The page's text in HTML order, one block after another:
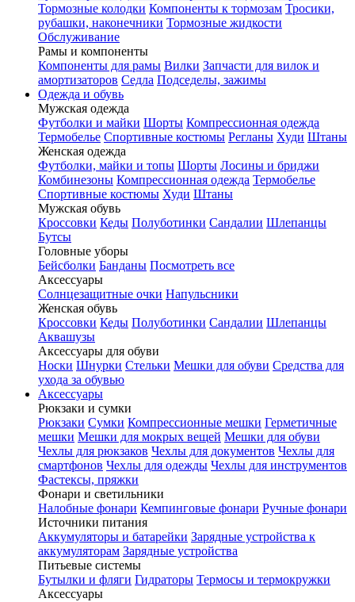
Тормозные колодки Компоненты к тормозам Тросики,
рубашки, наконечники Тормозные жидкости
Обслуживание
Рамы и компоненты
Компоненты для рамы Вилки Запчасти для вилок и
амортизаторов Седла Подседелы, зажимы
Одежда и обувь
Мужская одежда
Футболки и майки Шорты Компрессионная одежда
Термобелье Спортивные костюмы Регланы Худи Штаны
Женская одежда
Футболки, майки и топы Шорты Лосины и бриджи
Комбинезоны Компрессионная одежда Термобелье
Спортивные костюмы Худи Штаны
Мужская обувь
Кроссовки Кеды Полуботинки Сандалии Шлепанцы
Бутсы
Головные уборы
Бейсболки Банданы Посмотреть все
Аксессуары
Солнцезащитные очки Напульсники
Женская обувь
Кроссовки Кеды Полуботинки Сандалии Шлепанцы
Аквашузы
Аксессуары для обуви
Носки Шнурки Стельки Мешки для обуви Средства для
ухода за обувью
Аксессуары
Рюкзаки и сумки
Рюкзаки Сумки Компрессионные мешки Герметичные
мешки Мешки для мокрых вещей Мешки для обуви
Чехлы для рюкзаков Чехлы для документов Чехлы для
смартфонов Чехлы для одежды Чехлы для инструментов
Фастексы, пряжки
Фонари и светильники
Налобные фонари Кемпинговые фонари Ручные фонари
Источники питания
Аккумуляторы и батарейки Зарядные устройства к
аккумуляторам Зарядные устройства
Питьевые системы
Бутылки и фляги Гидраторы Термосы и термокружки
Аксессуары